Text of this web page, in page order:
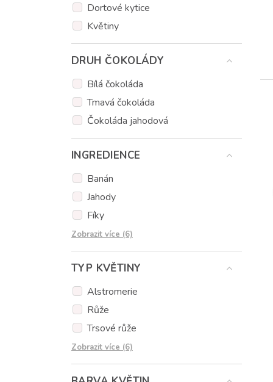
Dortové kytice
Květiny
DRUH ČOKOLÁDY
Bílá čokoláda
Tmavá čokoláda
Čokoláda jahodová
INGREDIENCE
Banán
Jahody
Fíky
Čokoláda
Kokos
Muffiny
Popcakes
Sladkosti
Sušenky
Zobrazit více (6)
TYP KVĚTINY
Alstromerie
Růže
Trsové růže
Tulipány
Eukalypt
Zobrazit více (6)